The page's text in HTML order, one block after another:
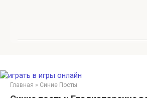
Главная » Синие Посты